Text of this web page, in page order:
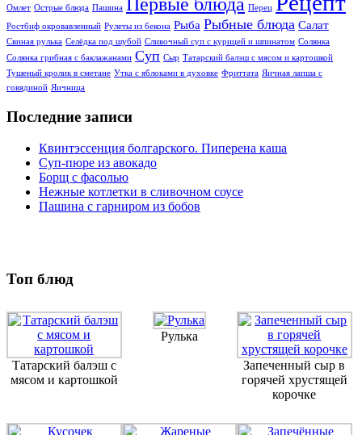
Омлет Острые блюда Пашина Перец
Ростбиф окровавлeнный Рулеты из бекона Рыба Рыбные блюда Салат
Свиная рулька Селёдка под шубой Сливочный суп с курицей и шпинатом Солянка
Солянка грибная с баклажанами Суп Сыр Татарский балэш с мясом и картошкой
Тушеный кролик в сметане Утка с яблоками в духовке Фриттата Яичная лапша с
говядиной Яичница
Последние записи
Квинтэссенция болгарского. Пиперена каша
Суп-пюре из авокадо
Борщ с фасолью
Нежные котлетки в сливочном соусе
Пашина с гарниром из бобов
Топ блюд
Татарский балэш с
мясом и картошкой
Рулька
Запеченный сыр в
горячей хрустящей
корочке